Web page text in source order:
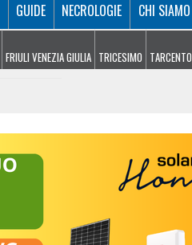
GUIDE NECROLOGIE CHI SIAMO
FRIULI VENEZIA GIULIA TRICESIMO TARCENTO